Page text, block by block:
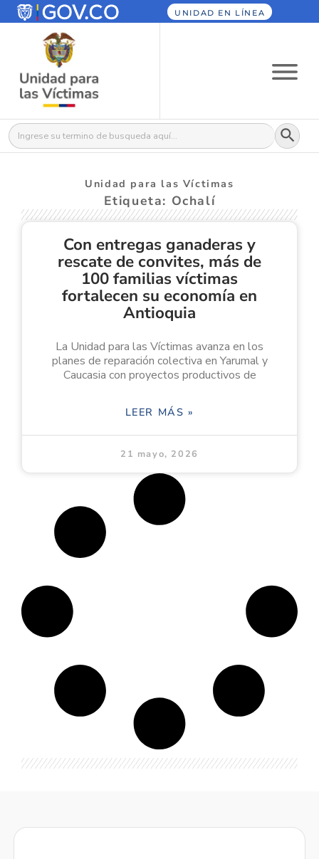
UNIDAD EN LÍNEA
Buscar: Botón
Unidad para las Víctimas
Etiqueta: Ochalí
Con entregas ganaderas y
rescate de convites, más de
100 familias víctimas
fortalecen su economía en
Antioquia
La Unidad para las Víctimas avanza en los
planes de reparación colectiva en Yarumal y
Caucasia con proyectos productivos de
LEER MÁS »
21 mayo, 2026